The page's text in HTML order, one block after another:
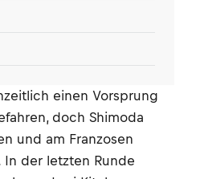
einen Vorsprung
doch Shimoda
und am Franzosen
der letzten Runde